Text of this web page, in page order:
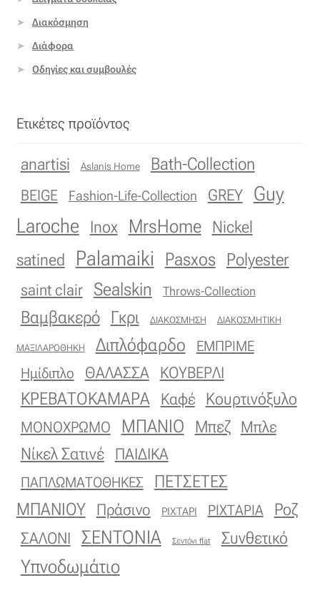
Ταφτάς (ταυτάς)
Ταφτάς μεταξωτός
Τρεβίρα
Υφαντό
Φιλ-κουπέ
Φλάμα
Φόδρα
Ψάθα
Όροι Χρήσης
ΠΙΣΤΟΠΟΙΗΣΕΙΣ ΧΑΛΙΩΝ COLORE COLORI
Πληρωμές
Ραντεβού
Διακόσμηση
Διάφορα
Οδηγίες και συμβουλές
Ετικέτες προϊόντος
anartisi Aslanis Home Bath-Collection
BEIGE Fashion-Life-Collection GREY
Guy
Laroche
Inox MrsHome
Nickel
satined
Palamaiki Pasxos Polyester
saint clair Sealskin Throws-Collection
Βαμβακερό Γκρι ΔΙΑΚΟΣΜΗΣΗ ΔΙΑΚΟΣΜΗΤΙΚΗ
ΜΑΞΙΛΑΡΟΘΗΚΗ Διπλόφαρδο
ΕΜΠΡΙΜΕ
Ημίδιπλο
ΘΑΛΑΣΣΑ ΚΟΥΒΕΡΛΙ
ΚΡΕΒΑΤΟΚΑΜΑΡΑ Καφέ Κουρτινόξυλο
ΜΟΝΟΧΡΩΜΟ ΜΠΑΝΙΟ Μπεζ Μπλε
Νίκελ Σατινέ ΠΑΙΔΙΚΑ
ΠΑΠΛΩΜΑΤΟΘΗΚΕΣ
ΠΕΤΣΕΤΕΣ
ΜΠΑΝΙΟΥ
Πράσινο ΡΙΧΤΑΡΙ ΡΙΧΤΑΡΙΑ Ροζ
ΣΑΛΟΝΙ ΣΕΝΤΟΝΙΑ Σεντόνι flat Συνθετικό
Υπνοδωμάτιο